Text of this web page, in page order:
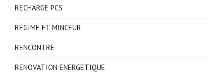
RECHARGE PCS
REGIME ET MINCEUR
RENCONTRE
RENOVATION ENERGETIQUE